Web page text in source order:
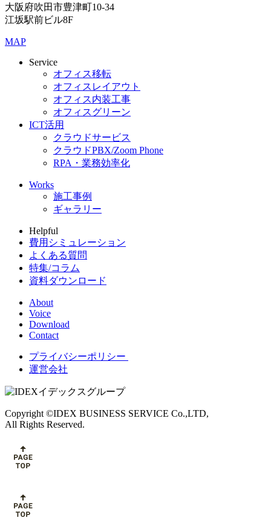
大阪府吹田市豊津町10-34
江坂駅前ビル8F
MAP
Service
オフィス移転
オフィスレイアウト
オフィス内装工事
オフィスグリーン
ICT活用
クラウドサービス
クラウドPBX/Zoom Phone
RPA・業務効率化
Works
施工事例
ギャラリー
Helpful
費用シミュレーション
よくある質問
特集/コラム
資料ダウンロード
About
Voice
Download
Contact
プライバシーポリシー
運営会社
Copyright ©IDEX BUSINESS SERVICE Co.,LTD,
All Rights Reserved.